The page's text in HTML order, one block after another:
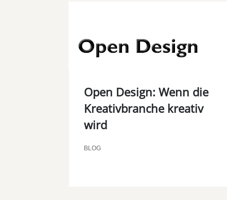
Open Design: Wenn die
Kreativbranche kreativ
wird
BLOG